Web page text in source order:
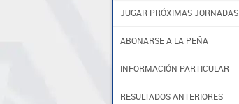
JUGAR PRÓXIMAS JORNADAS
ABONARSE A LA PEÑA
INFORMACIÓN PARTICULAR
RESULTADOS ANTERIORES